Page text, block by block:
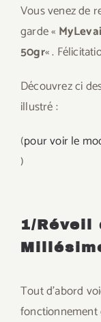
Vous venez de
garde «
50gr« .
Découvrez ci
illustré :
(pour voir le
)
1/Réveil
Tout d’abord
fonctionnement